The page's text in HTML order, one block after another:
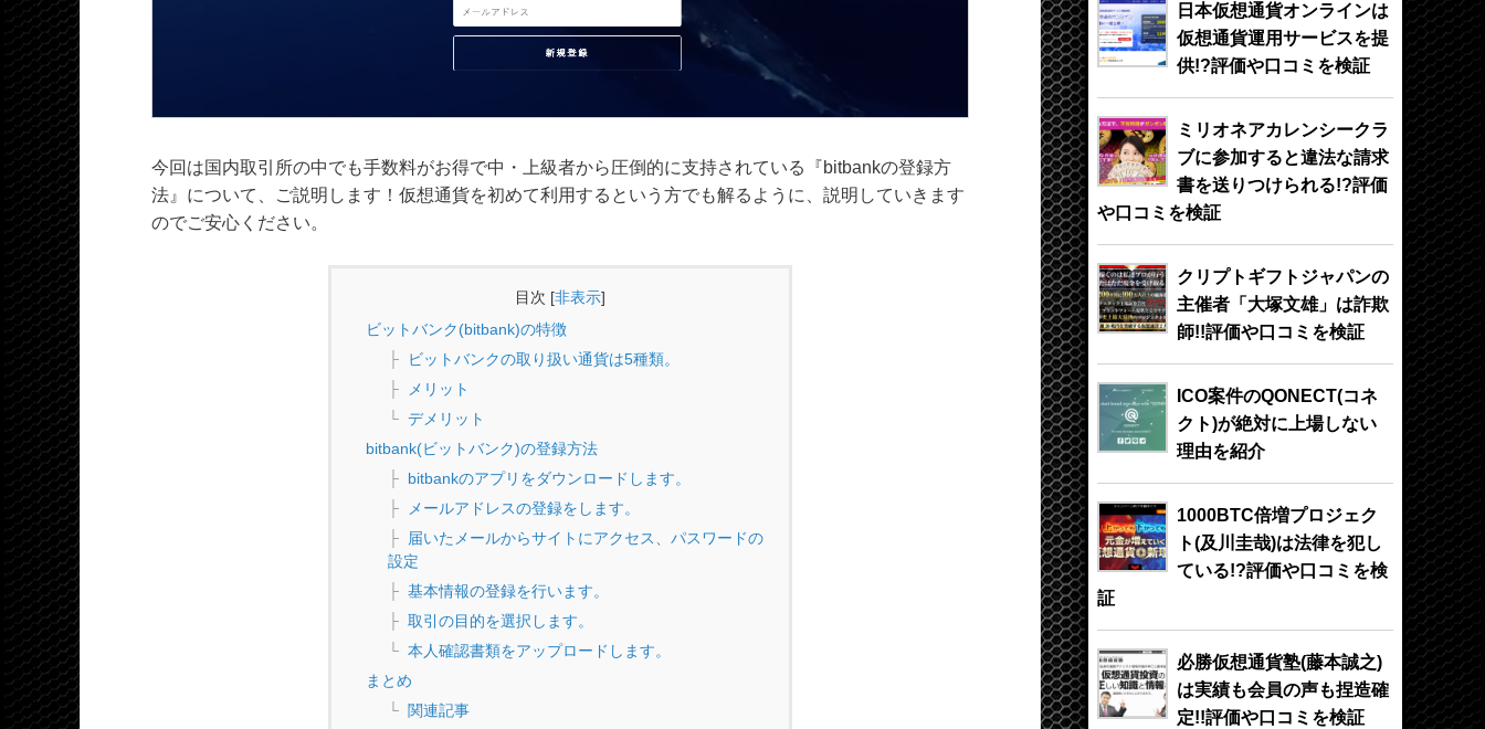
今回は国内取引所の中でも手数料がお得で中・上級者から圧倒的に支持されている『bitbankの登録方
法』について、ご説明します！仮想通貨を初めて利用するという方でも解るように、説明していきます
のでご安心ください。
目次 [非表示]
ビットバンク(bitbank)の特徴
ビットバンクの取り扱い通貨は5種類。
メリット
デメリット
bitbank(ビットバンク)の登録方法
bitbankのアプリをダウンロードします。
メールアドレスの登録をします。
届いたメールからサイトにアクセス、パスワードの
設定
基本情報の登録を行います。
取引の目的を選択します。
本人確認書類をアップロードします。
まとめ
関連記事
日本仮想通貨オンラインは
仮想通貨運用サービスを提
供!?評価や口コミを検証
ミリオネアカレンシークラ
ブに参加すると違法な請求
書を送りつけられる!?評価
や口コミを検証
クリプトギフトジャパンの
主催者「大塚文雄」は詐欺
師!!評価や口コミを検証
ICO案件のQONECT(コネ
クト)が絶対に上場しない
理由を紹介
1000BTC倍増プロジェク
ト(及川圭哉)は法律を犯し
ている!?評価や口コミを検
証
必勝仮想通貨塾(藤本誠之)
は実績も会員の声も捏造確
定!!評価や口コミを検証